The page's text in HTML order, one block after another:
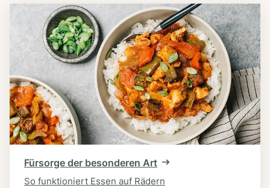
Fürsorge der besonderen Art
So funktioniert Essen auf Rädern